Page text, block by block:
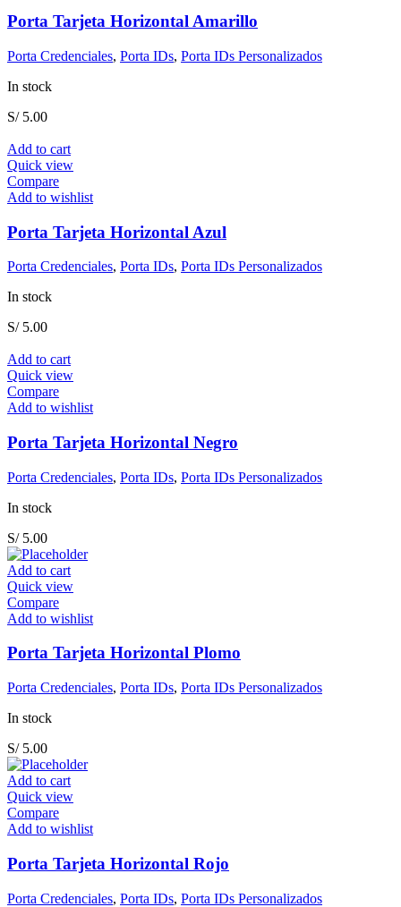
Porta Tarjeta Horizontal Amarillo
Porta Credenciales, Porta IDs, Porta IDs Personalizados
In stock
S/5.00
Add to cart
Quick view
Compare
Add to wishlist
Porta Tarjeta Horizontal Azul
Porta Credenciales, Porta IDs, Porta IDs Personalizados
In stock
S/5.00
Add to cart
Quick view
Compare
Add to wishlist
Porta Tarjeta Horizontal Negro
Porta Credenciales, Porta IDs, Porta IDs Personalizados
In stock
S/5.00
Add to cart
Quick view
Compare
Add to wishlist
Porta Tarjeta Horizontal Plomo
Porta Credenciales, Porta IDs, Porta IDs Personalizados
In stock
S/5.00
Add to cart
Quick view
Compare
Add to wishlist
Porta Tarjeta Horizontal Rojo
Porta Credenciales, Porta IDs, Porta IDs Personalizados